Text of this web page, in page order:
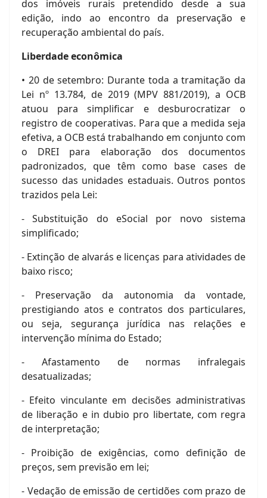
dos imóveis rurais pretendido desde a sua
edição, indo ao encontro da preservação e
recuperação ambiental do país.
Liberdade econômica
• 20 de setembro: Durante toda a tramitação da
Lei nº 13.784, de 2019 (MPV 881/2019), a OCB
atuou para simplificar e desburocratizar o
registro de cooperativas. Para que a medida seja
efetiva, a OCB está trabalhando em conjunto com
o DREI para elaboração dos documentos
padronizados, que têm como base cases de
sucesso das unidades estaduais. Outros pontos
trazidos pela Lei:
- Substituição do eSocial por novo sistema
simplificado;
- Extinção de alvarás e licenças para atividades de
baixo risco;
- Preservação da autonomia da vontade,
prestigiando atos e contratos dos particulares,
ou seja, segurança jurídica nas relações e
intervenção mínima do Estado;
- Afastamento de normas infralegais
desatualizadas;
- Efeito vinculante em decisões administrativas
de liberação e in dubio pro libertate, com regra
de interpretação;
- Proibição de exigências, como definição de
preços, sem previsão em lei;
- Vedação de emissão de certidões com prazo de